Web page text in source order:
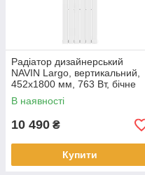
Радіатор дизайнерський
NAVIN Largo, вертикальний,
452x1800 мм, 763 Вт, бічне
підключення, білий
В наявності
10 490 ₴
Купити